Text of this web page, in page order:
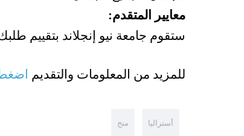
معايير المتقدم:
ستقوم جامعة نيو إنجلاند بتقييم
للمزيد من المعلومات والتقديم
أستراليا منح